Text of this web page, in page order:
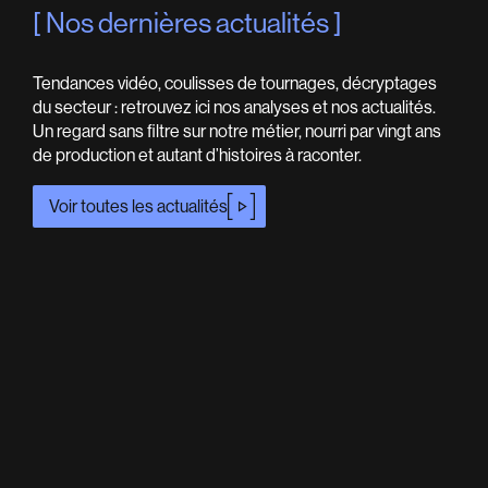
Nos dernières actualités
Tendances vidéo, coulisses de tournages, décryptages
du secteur : retrouvez ici nos analyses et nos actualités.
Un regard sans filtre sur notre métier, nourri par vingt ans
de production et autant d’histoires à raconter.
Voir toutes les actualités